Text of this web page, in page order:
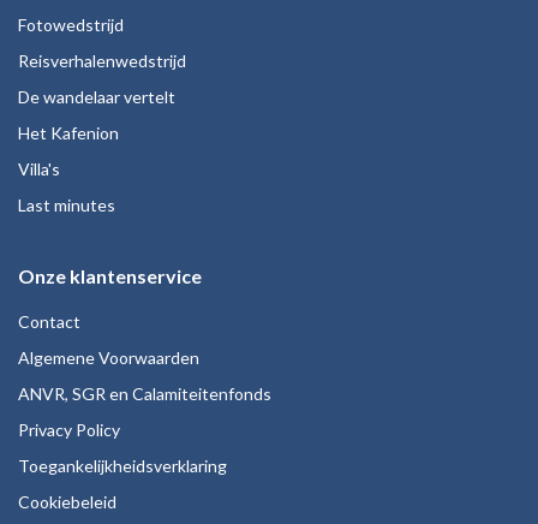
Fotowedstrijd
Reisverhalenwedstrijd
De wandelaar vertelt
Het Kafenion
Villa's
Last minutes
Onze klantenservice
Contact
Algemene Voorwaarden
ANVR, SGR en Calamiteitenfonds
Privacy Policy
Toegankelijkheidsverklaring
Cookiebeleid